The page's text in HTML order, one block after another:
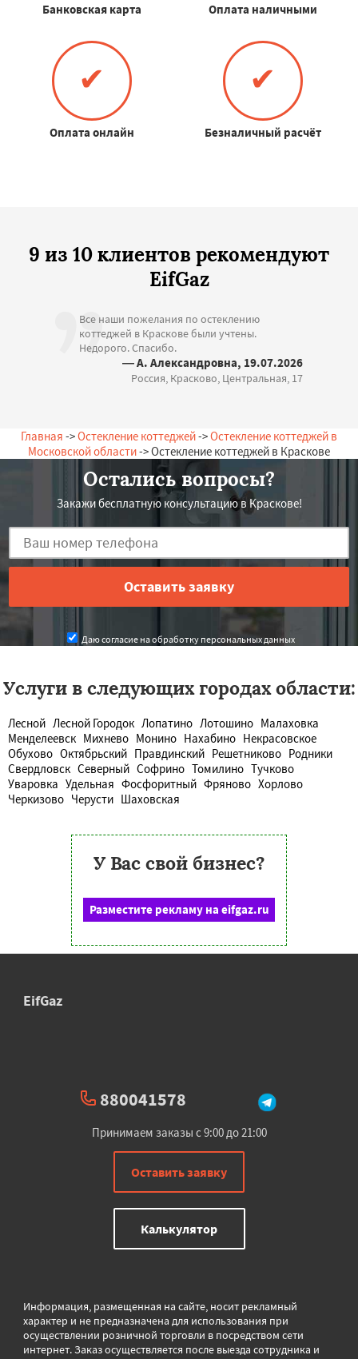
Банковская карта Оплата наличными
✔
Оплата онлайн
✔
Безналичный расчёт
9 из 10 клиентов рекомендуют
EifGaz
Все наши пожелания по остеклению
коттеджей в Краскове были учтены.
Недорого. Спасибо.
— А. Александровна, 19.07.2026
Россия, Красково, Центральная, 17
Главная ->Остекление коттеджей->Остекление коттеджей в
Московской области-> Остекление коттеджей в Краскове
Остались вопросы?
Закажи бесплатную консультацию в Краскове!
Даю согласие на обработку персональных данных
Услуги в следующих городах области:
Лесной Лесной Городок Лопатино Лотошино Малаховка
Менделеевск Михнево Монино Нахабино Некрасовское
Обухово Октябрьский Правдинский Решетниково Родники
Свердловск Северный Софрино Томилино Тучково
Уваровка Удельная Фосфоритный Фряново Хорлово
Черкизово Черусти Шаховская
У Вас свой бизнес?
Разместите рекламу на eifgaz.ru
EifGaz
880041578
Принимаем заказы с 9:00 до 21:00
Оставить заявку
Калькулятор
Информация, размещенная на сайте, носит рекламный
характер и не предназначена для использования при
осуществлении розничной торговли в посредством сети
интернет. Заказ осуществляется после выезда сотрудника и